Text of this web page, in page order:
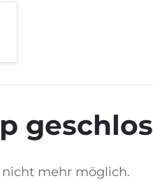
mehr möglich.